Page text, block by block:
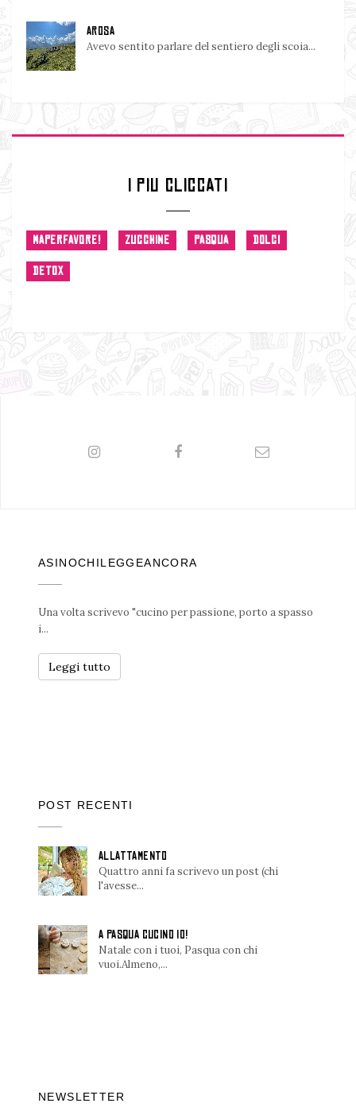
AROSA
Avevo sentito parlare del sentiero degli scoia...
I PIU CLICCATI
MAPERFAVORE! ZUCCHINE PASQUA DOLCI
DETOX
ASINOCHILEGGEANCORA
Una volta scrivevo "cucino per passione, porto a spasso
i...
Leggi tutto
POST RECENTI
ALLATTAMENTO
Quattro anni fa scrivevo un post (chi
l'avesse...
A PASQUA CUCINO IO!
Natale con i tuoi, Pasqua con chi
vuoi.Almeno,...
NEWSLETTER